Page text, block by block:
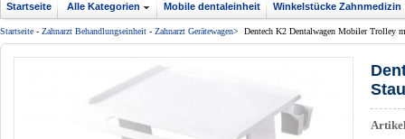
Startseite Alle Kategorien Mobile dentaleinheit Winkelstücke Zahnmedizin
Startseite - Zahnarzt Behandlungseinheit - Zahnarzt Gerätewagen> Dentech K2 Dentalwagen Mobiler Trolley